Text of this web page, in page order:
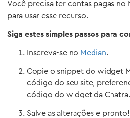
Você precisa ter contas pagas no
para usar esse recurso.
Siga estes simples passos para
Inscreva-se no Median.
Copie o snippet do widget
código do seu site,
código do widget da Chatra.
Salve as alterações e pronto!